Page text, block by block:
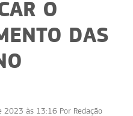
O
DAS
2023 às 13:16 Por Redação